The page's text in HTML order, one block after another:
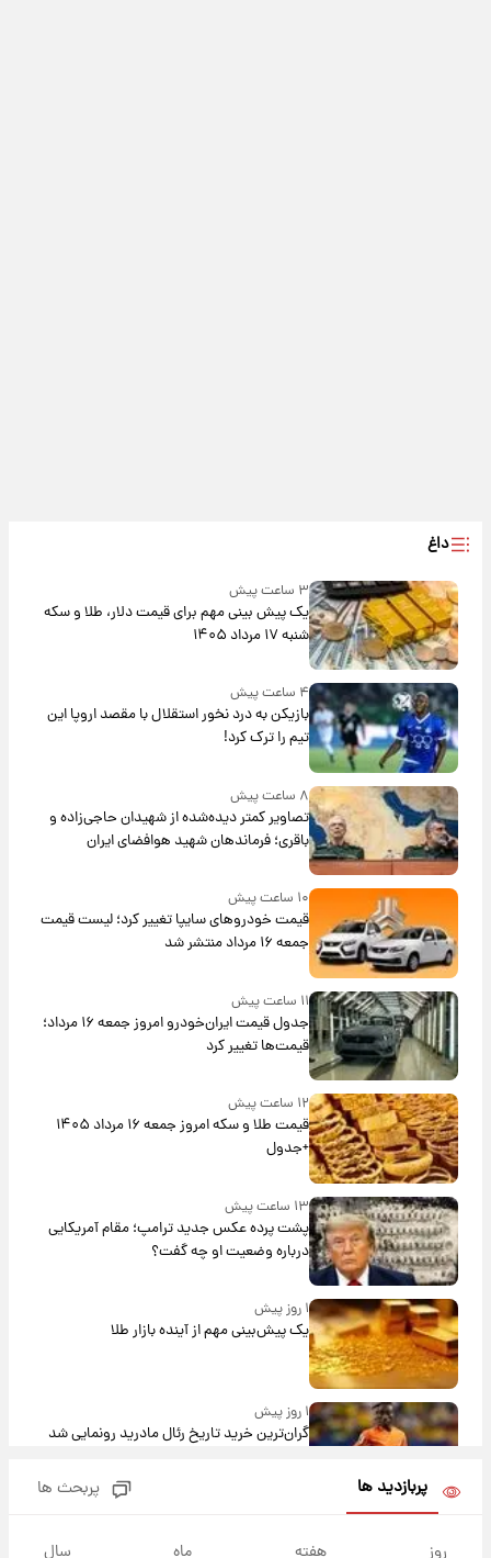
داغ
۳ ساعت پیش
یک پیش ‌بینی مهم برای قیمت دلار، طلا و سکه
شنبه ۱۷ مرداد ۱۴۰۵
۴ ساعت پیش
بازیکن به درد نخور استقلال با مقصد اروپا این
تیم را ترک کرد!
۸ ساعت پیش
تصاویر کمتر دیده‌شده از شهیدان حاجی‌زاده و
باقری؛ فرماندهان شهید هوافضای ایران
۱۰ ساعت پیش
قیمت خودروهای سایپا تغییر کرد؛ لیست قیمت
جمعه ۱۶ مرداد منتشر شد
۱۱ ساعت پیش
جدول قیمت ایران‌خودرو امروز جمعه ۱۶ مرداد؛
قیمت‌ها تغییر کرد
۱۲ ساعت پیش
قیمت طلا و سکه امروز جمعه ۱۶ مرداد ۱۴۰۵
+جدول
۱۳ ساعت پیش
پشت پرده عکس جدید ترامپ؛ مقام آمریکایی
درباره وضعیت او چه گفت؟
۱ روز پیش
یک پیش‌بینی مهم از آینده بازار طلا
۱ روز پیش
گران‌ترین خرید تاریخ رئال مادرید رونمایی شد
پربازدید ها پربحث ها
روز هفته ماه سال